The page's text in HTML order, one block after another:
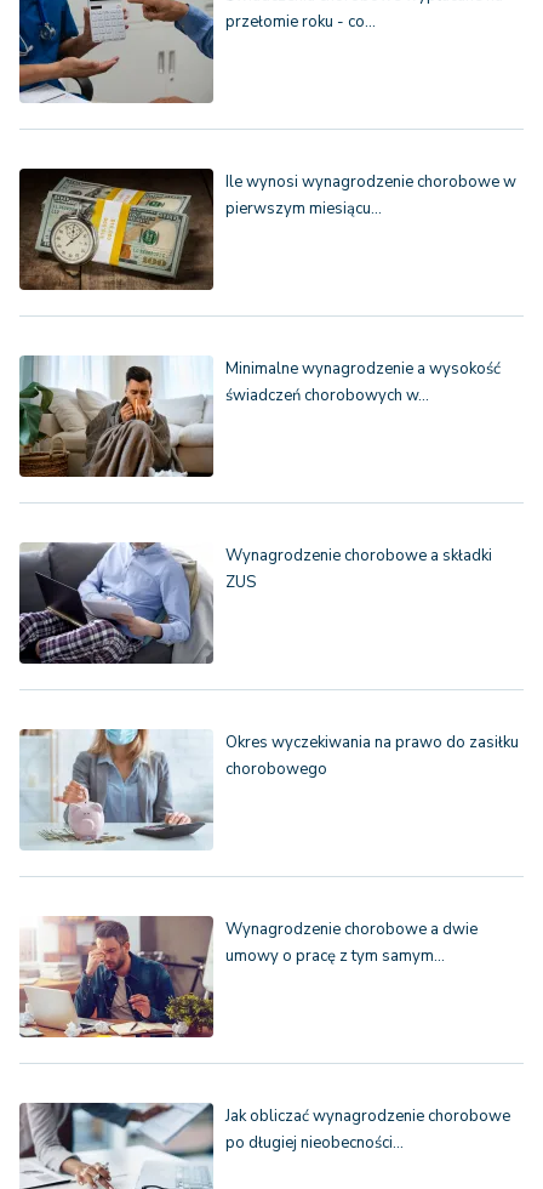
przełomie roku - co…
Ile wynosi wynagrodzenie chorobowe w
pierwszym miesiącu…
Minimalne wynagrodzenie a wysokość
świadczeń chorobowych w…
Wynagrodzenie chorobowe a składki
ZUS
Okres wyczekiwania na prawo do zasiłku
chorobowego
Wynagrodzenie chorobowe a dwie
umowy o pracę z tym samym…
Jak obliczać wynagrodzenie chorobowe
po długiej nieobecności…